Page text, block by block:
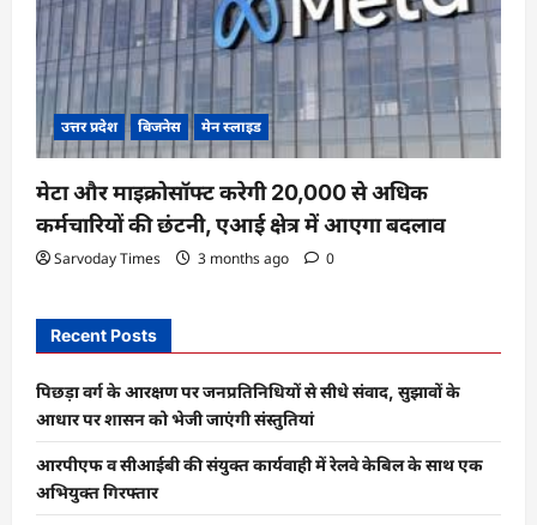
उत्तर प्रदेश बिजनेस मेन स्लाइड
मेटा और माइक्रोसॉफ्ट करेगी 20,000 से अधिक
कर्मचारियों की छंटनी, एआई क्षेत्र में आएगा बदलाव
Sarvoday Times 3 months ago 0
Recent Posts
पिछड़ा वर्ग के आरक्षण पर जनप्रतिनिधियों से सीधे संवाद, सुझावों के
आधार पर शासन को भेजी जाएंगी संस्तुतियां
आरपीएफ व सीआईबी की संयुक्त कार्यवाही में रेलवे केबिल के साथ एक
अभियुक्त गिरफ्तार